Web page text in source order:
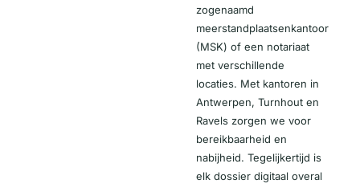
zogenaamd
meerstandplaatsenkantoor
(MSK) of een notariaat
met verschillende
locaties. Met kantoren in
Antwerpen, Turnhout en
Ravels zorgen we voor
bereikbaarheid en
nabijheid. Tegelijkertijd is
elk dossier digitaal overal